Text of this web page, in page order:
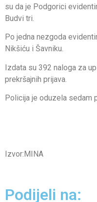
su da je Podgorici
Budvi tri.
Po jedna nezgoda
Nikšiću i Šavniku.
Izdata su 392 naloga za
prekršajnih prijava.
Policija je oduzela sedam
Izvor:MINA
Podijeli na: